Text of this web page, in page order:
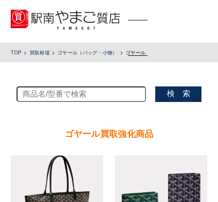
toggle
TOP 買取相場 ゴヤール（バッグ・小物） ゴヤール
検 索
ゴヤール買取強化商品